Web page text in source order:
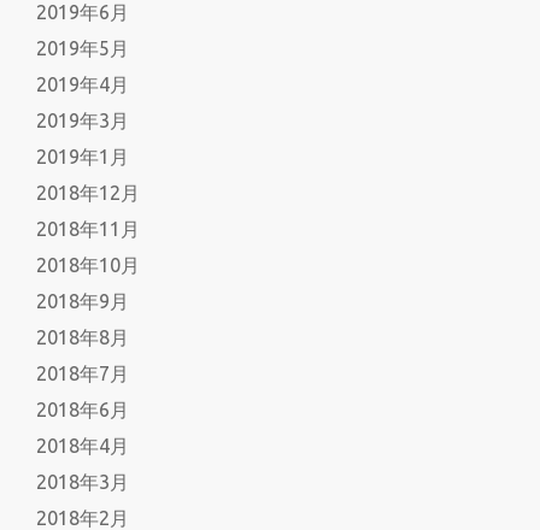
2019年6月
2019年5月
2019年4月
2019年3月
2019年1月
2018年12月
2018年11月
2018年10月
2018年9月
2018年8月
2018年7月
2018年6月
2018年4月
2018年3月
2018年2月